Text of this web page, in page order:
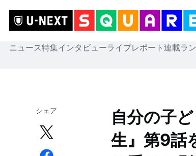
ニュース特集インタビューライブレポート 連載ラ
シェア
自分の子
生』第9話